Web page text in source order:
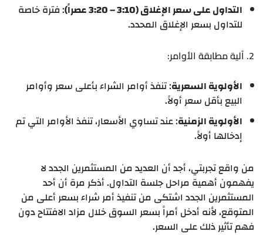
التداول على سعر الإغلاق (3:10 – 3:20 عصراً)
: فترة خاصة
للتداول بسعر الإغلاق المحدد.
2. آلية مطابقة الأوامر:
الأولوية السعرية: تنفذ أوامر الشراء بأعلى سعر وأوامر
البيع بأقل سعر أولاً.
الأولوية الزمنية: عند تساوي الأسعار، تنفذ الأوامر التي تم
إدخالها أولاً.
من واقع تجربتي، أجد أن العديد من المستثمرين الجدد لا
يفهمون أهمية مراحل جلسة التداول. أذكر مرة أن أحد
المستثمرين الجدد اشتكى من تنفيذ أمر شراء بسعر أعلى من
المتوقع، لأنه أدخل أمراً بسعر السوق خلال مزاد الافتتاح دون
فهم تأثير ذلك على السعر.